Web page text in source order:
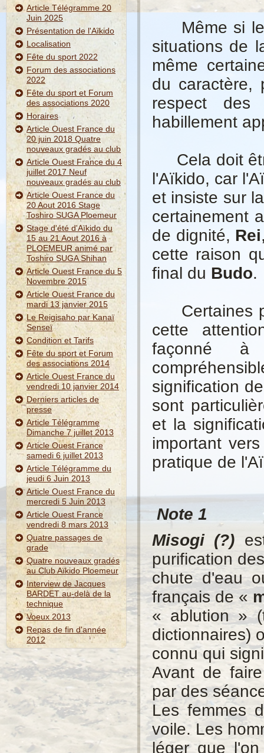
Article Télégramme 20
Juin 2025
Présentation de l'Aïkido
Localisation
Fête du sport 2022
Forum des associations
2022
Fête du sport et Forum
des associations 2020
Horaires
Article Ouest France du
20 juin 2018 Quatre
nouveaux gradés au club
Article Ouest France du 4
juillet 2017 Neuf
nouveaux gradés au club
Article Ouest France du
20 Aout 2016 Stage
Toshiro SUGA Ploemeur
Stage d'été d'Aïkido du
15 au 21 Aout 2016 à
PLOEMEUR animé par
Toshiro SUGA Shihan
Article Ouest France du 5
Novembre 2015
Article Ouest France du
mardi 13 janvier 2015
Le Reigisaho par Kanaï
Senseï
Condition et Tarifs
Fête du sport et Forum
des associations 2014
Article Ouest France du
vendredi 10 janvier 2014
Derniers articles de
presse
Article Télégramme
Dimanche 7 juillet 2013
Article Ouest France
samedi 6 juillet 2013
Article Télégramme du
jeudi 6 Juin 2013
Article Ouest France du
mercredi 5 Juin 2013
Article Ouest France
vendredi 8 mars 2013
Quatre passages de
grade
Quatre nouveaux gradés
au Club Aïkido Ploemeur
Interview de Jacques
BARDET au-delà de la
technique
Voeux 2013
Repas de fin d'année
2012
Même si les
situations de
même
du caractère,
respect des
habillement
Cela doit
l'Aïkido, car
et insiste sur
certainement
de dignité, Rei
cette raison
final du Budo.
Certaines
cette
façonné à
signification
sont
et la
important
pratique de
Note 1
Misogi (?)
purification
chute d'eau
français de «
« ablution »
dictionnaires)
connu qui
Avant de
par des
Les femmes
voile. Les
léger que